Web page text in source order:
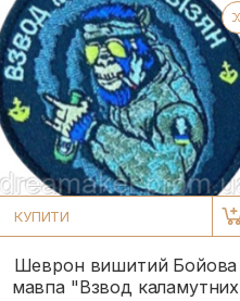
КУПИТИ
Шеврон вишитий Бойова
мавпа "Взвод каламутних